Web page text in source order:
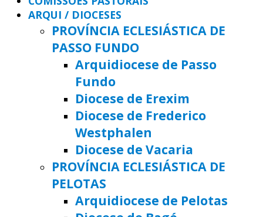
ARQUI / DIOCESES
PROVÍNCIA ECLESIÁSTICA DE
PASSO FUNDO
Arquidiocese de Passo
Fundo
Diocese de Erexim
Diocese de Frederico
Westphalen
Diocese de Vacaria
PROVÍNCIA ECLESIÁSTICA DE
PELOTAS
Arquidiocese de Pelotas